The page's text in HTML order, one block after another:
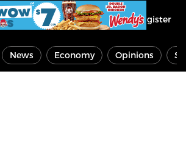
Register
News Economy Opinions